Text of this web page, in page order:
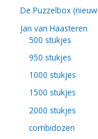
De Puzzelbox
Jan van Haasteren
500 stukjes
950 stukjes
1000 stukjes
1500 stukjes
2000 stukjes
combidozen